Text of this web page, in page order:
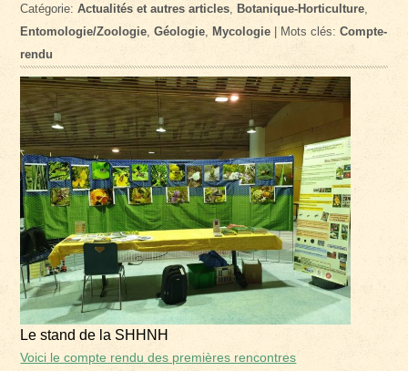
Catégorie:Actualités et autres articles, Botanique-Horticulture,
Entomologie/Zoologie,Géologie, Mycologie | Mots clés:Compte-
rendu
Le stand de la SHHNH
Voici le compte rendu des premières rencontres